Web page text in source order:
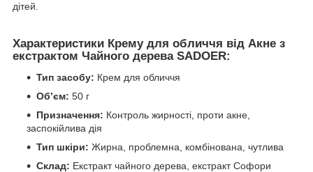
дітей.
Характеристики Крему для обличчя від Акне з
екстрактом Чайного дерева SADOER:
Тип засобу: Крем для обличчя
Об’єм: 50 г
Призначення: Контроль жирності, проти акне,
заспокійлива дія
Тип шкіри: Жирна, проблемна, комбінована, чутлива
Склад: Екстракт чайного дерева, екстракт Софори